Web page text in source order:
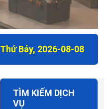
Thứ Bảy, 2026-08-08
TÌM KIẾM DỊCH
VỤ